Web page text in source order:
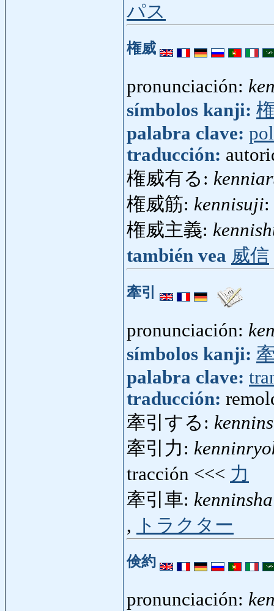
パス
権威
pronunciación:
símbolos kanji:
palabra clave:
traducción:
権威有る:
権威筋: kennisuji
権威主義:
también vea 威信
牽引
pronunciación:
símbolos kanji:
palabra clave:
traducción:
牽引する:
牽引力:
tracción <<< 力
牽引車: kenninsha
,
トラクター
倹約
pronunciación: